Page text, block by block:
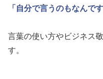
「自分で言うのもなんです
言葉の使い方やビジネス
す。